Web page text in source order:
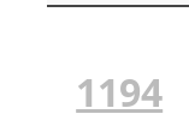
1194